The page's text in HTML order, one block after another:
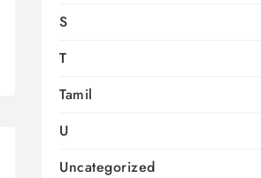
S
T
Tamil
U
Uncategorized